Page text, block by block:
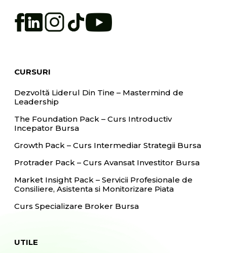
CURSURI
Dezvoltă Liderul Din Tine – Mastermind de
Leadership
The Foundation Pack – Curs Introductiv
Incepator Bursa
Growth Pack – Curs Intermediar Strategii Bursa
Protrader Pack – Curs Avansat Investitor Bursa
Market Insight Pack – Servicii Profesionale de
Consiliere, Asistenta si Monitorizare Piata
Curs Specializare Broker Bursa
UTILE